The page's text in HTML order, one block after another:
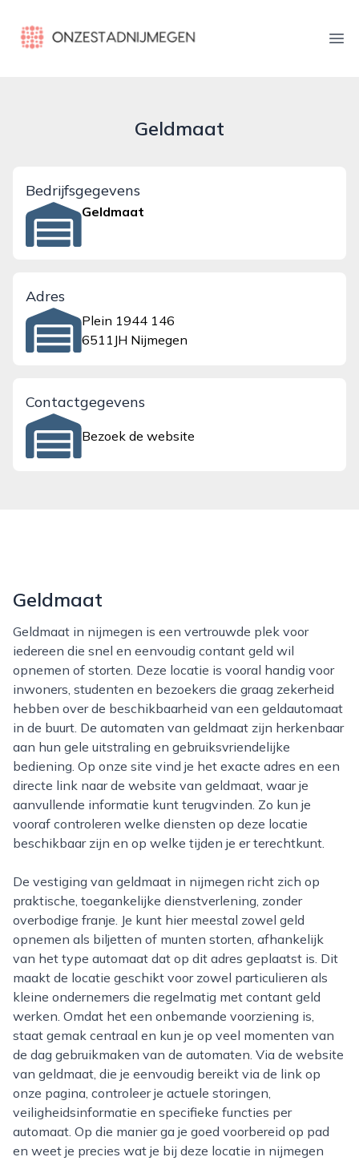
onzestadnijmegen.nl
Geldmaat
Bedrijfsgegevens
Geldmaat
Adres
Plein 1944 146
6511JH Nijmegen
Contactgegevens
Bezoek de website
Geldmaat
Geldmaat in nijmegen is een vertrouwde plek voor
iedereen die snel en eenvoudig contant geld wil
opnemen of storten. Deze locatie is vooral handig voor
inwoners, studenten en bezoekers die graag zekerheid
hebben over de beschikbaarheid van een geldautomaat
in de buurt. De automaten van geldmaat zijn herkenbaar
aan hun gele uitstraling en gebruiksvriendelijke
bediening. Op onze site vind je het exacte adres en een
directe link naar de website van geldmaat, waar je
aanvullende informatie kunt terugvinden. Zo kun je
vooraf controleren welke diensten op deze locatie
beschikbaar zijn en op welke tijden je er terechtkunt.
De vestiging van geldmaat in nijmegen richt zich op
praktische, toegankelijke dienstverlening, zonder
overbodige franje. Je kunt hier meestal zowel geld
opnemen als biljetten of munten storten, afhankelijk
van het type automaat dat op dit adres geplaatst is. Dit
maakt de locatie geschikt voor zowel particulieren als
kleine ondernemers die regelmatig met contant geld
werken. Omdat het een onbemande voorziening is,
staat gemak centraal en kun je op veel momenten van
de dag gebruikmaken van de automaten. Via de website
van geldmaat, die je eenvoudig bereikt via de link op
onze pagina, controleer je actuele storingen,
veiligheidsinformatie en specifieke functies per
automaat. Op die manier ga je goed voorbereid op pad
en weet je precies wat je bij deze locatie in nijmegen